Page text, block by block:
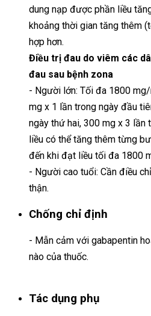
dung nạp được phần liều
khoảng thời gian tăng thêm
hợp hơn.
Điều trị đau do viêm các
đau sau bệnh zona
- Người lớn: Tối đa 1800
mg x 1 lần trong ngày đầu
ngày thứ hai, 300 mg x 3 lần
liều có thể tăng thêm từng
đến khi đạt liều tối đa 1800
- Người cao tuổi: Cần điều
thận.
Chống chỉ định
- Mẫn cảm với gabapentin
nào của thuốc.
Tác dụng phụ